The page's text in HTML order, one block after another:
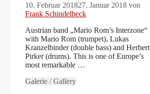
10. Februar 201827. Januar 2018 von
Frank Schindelbeck
Austrian band „Mario Rom’s Interzone“
with Mario Rom (trumpet), Lukas
Kranzelbinder (double bass) and Herbert
Pirker (drums). This is one of Europe’s
most remarkable …
Galerie / Gallery